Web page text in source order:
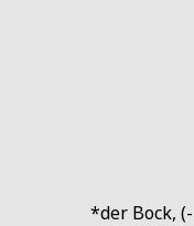
*der Bock,